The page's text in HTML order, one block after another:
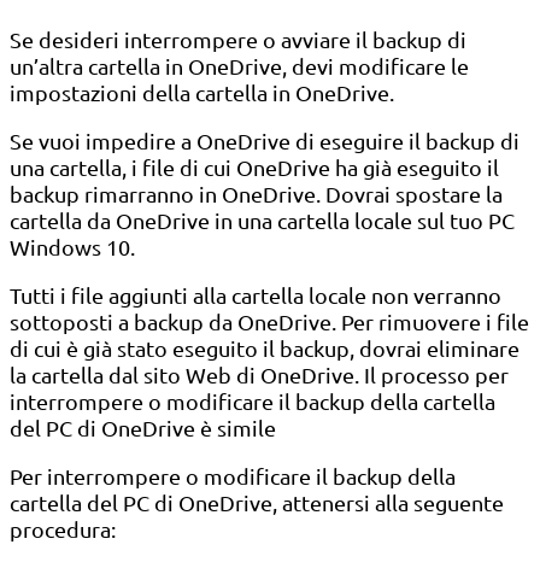
Se desideri interrompere o avviare il backup di
un’altra cartella in OneDrive, devi modificare le
impostazioni della cartella in OneDrive.
Se vuoi impedire a OneDrive di eseguire il backup di
una cartella, i file di cui OneDrive ha già eseguito il
backup rimarranno in OneDrive. Dovrai spostare la
cartella da OneDrive in una cartella locale sul tuo PC
Windows 10.
Tutti i file aggiunti alla cartella locale non verranno
sottoposti a backup da OneDrive. Per rimuovere i file
di cui è già stato eseguito il backup, dovrai eliminare
la cartella dal sito Web di OneDrive. Il processo per
interrompere o modificare il backup della cartella
del PC di OneDrive è simile
Per interrompere o modificare il backup della
cartella del PC di OneDrive, attenersi alla seguente
procedura: